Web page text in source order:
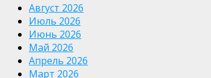
Август 2026
Июль 2026
Июнь 2026
Май 2026
Апрель 2026
Март 2026